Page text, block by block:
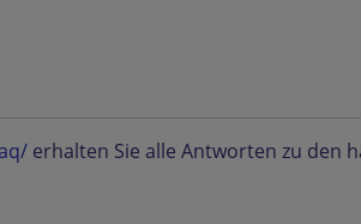
erhalten Sie alle Antworten zu den